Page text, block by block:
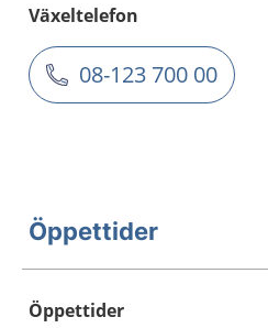
Växeltelefon
08-123 700 00
Öppettider
Öppettider